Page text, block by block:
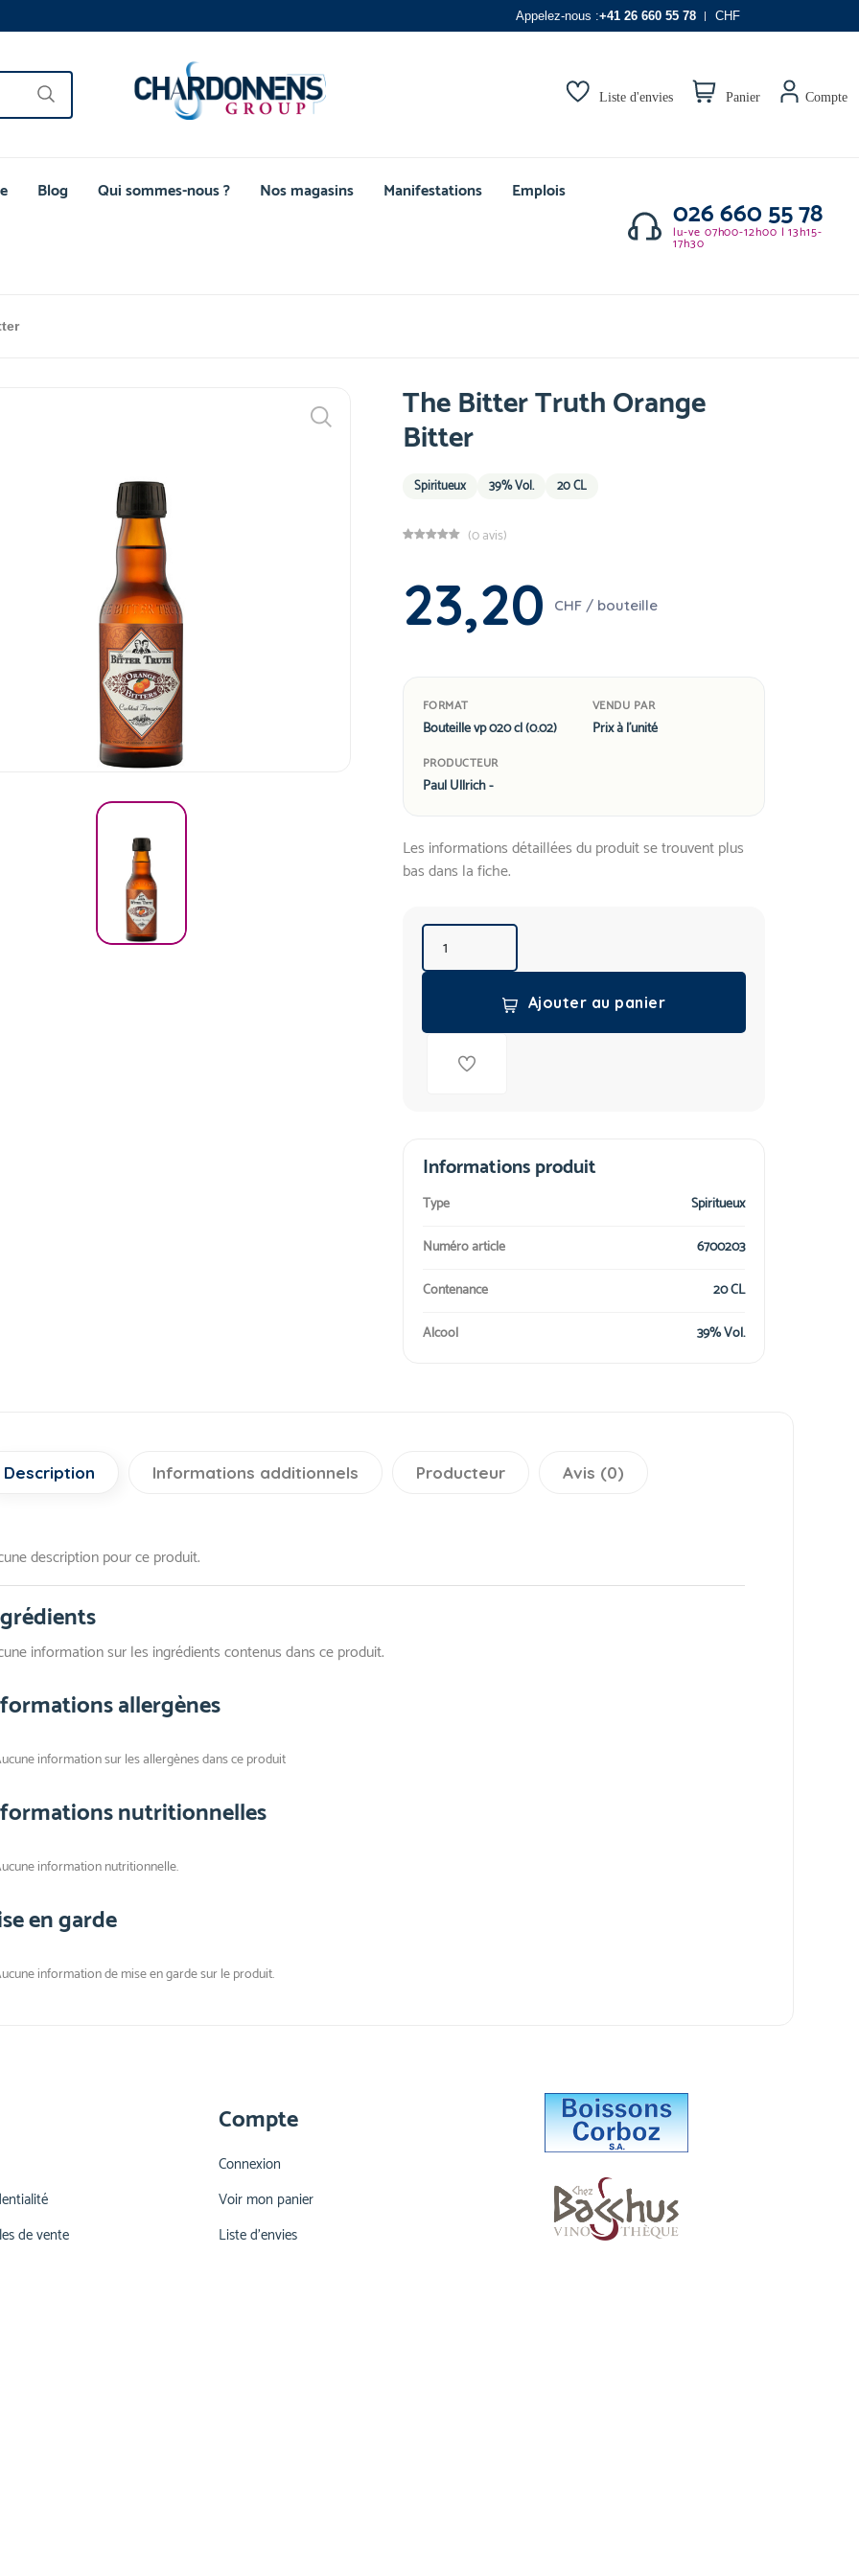
Appelez-nous :+41 26 660 55 78 CHF
Liste d'envies Panier Compte
Blog Qui sommes-nous ? Nos magasins Manifestations Emplois
026 660 55 78
lu-ve 07h00-12h00 | 13h15-
17h30
The Bitter Truth Orange
Bitter
Spiritueux 39% Vol. 20 CL
(0 avis)
23,20 CHF / bouteille
FORMAT
Bouteille vp 020 cl (0.02)
VENDU PAR
Prix à l'unité
PRODUCTEUR
Paul Ullrich -
Les informations détaillées du produit se trouvent plus
bas dans la fiche.
Ajouter au panier
Informations produit
Type
Spiritueux
Numéro article
6700203
Contenance
20 CL
Alcool
39% Vol.
Description Informations additionnels Producteur Avis (0)
description pour ce produit.
information sur les ingrédients contenus dans ce produit.
allergènes
information sur les allergènes dans ce produit
nutritionnelles
information nutritionnelle.
en garde
information de mise en garde sur le produit.
de vente
Compte
Connexion
Voir mon panier
Liste d'envies